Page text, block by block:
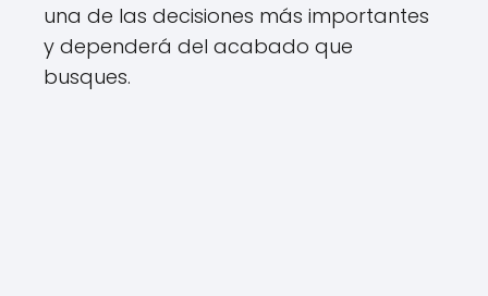
una de las decisiones más importantes
y dependerá del acabado que
busques.